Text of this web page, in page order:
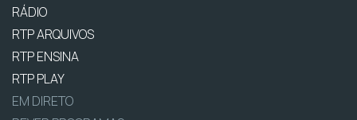
RÁDIO
RTP ARQUIVOS
RTP ENSINA
RTP PLAY
EM DIRETO